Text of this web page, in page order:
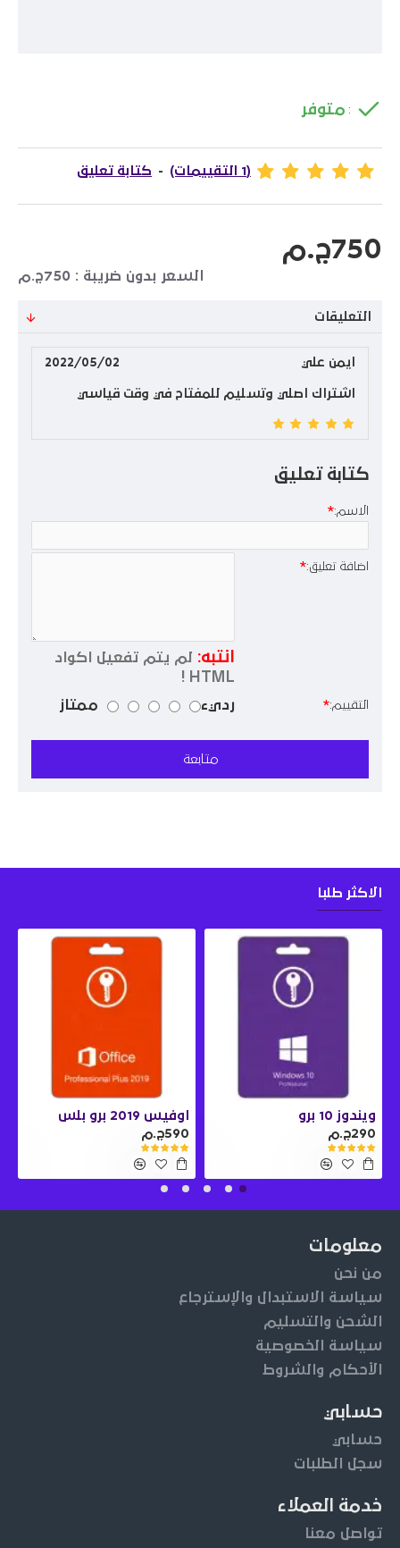
: متوفر
(1 التقييمات) - كتابة تعليق
750ج.م
السعر بدون ضريبة : 750ج.م
التعليقات
ايمن علي 2022/05/02
اشتراك اصلي وتسليم للمفتاح في وقت قياسي
كتابة تعليق
الاسم:
اضافة تعليق:
انتبه:
لم يتم تفعيل اكواد
HTML !
التقييم: رديء ممتاز
متابعة
الاكثر طلبا
ويندوز 10 برو
290ج.م
اوفيس 2019 برو بلس
590ج.م
معلومات
من نحن
سياسة الاستبدال والإسترجاع
الشحن والتسليم
سياسة الخصوصية
الأحكام والشروط
حسابي
حسابي
سجل الطلبات
خدمة العملاء
تواصل معنا